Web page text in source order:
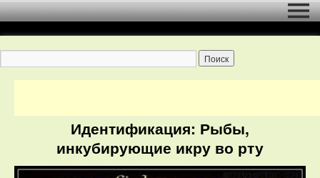
Идентификация: Рыбы,
инкубирующие икру во рту